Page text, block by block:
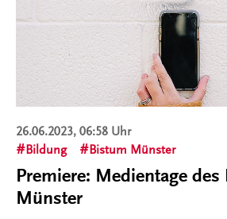
26.06.2023, 06:58 Uhr
Bildung
Bistum Münster
Premiere: Medientage
Münster